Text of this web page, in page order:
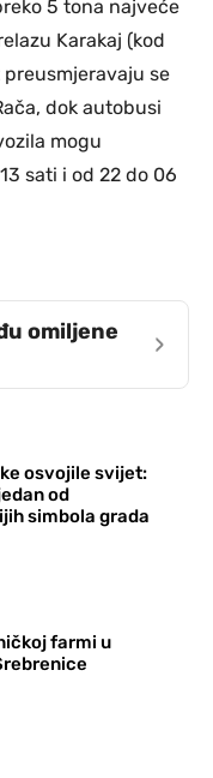
5 tona najveće
Karakaj (kod
preusmjeravaju se
dok autobusi
mogu
sati i od 22 do 06
omiljene
›
osvojile svijet:
od
simbola grada
farmi u